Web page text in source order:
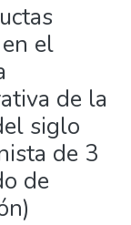
el
de la
siglo
de 3
de